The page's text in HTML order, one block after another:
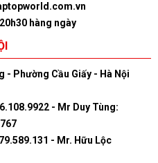
hàng ngày
- Phường Cầu Giấy - Hà Nội
- Mr Duy Tùng:
- Mr. Hữu Lộc